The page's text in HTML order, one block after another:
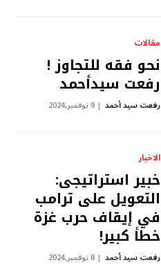
مقالات
نحو فقه للتجاوز !
رفعت سيدأحمد
رفعت سيد أحمد 9 نوفمبر,2024
الاخبار
خبير استراتيجى:
التعويل على ترامب
في إيقاف حرب غزة
خطأ كبير!
رفعت سيد أحمد 8 نوفمبر,2024